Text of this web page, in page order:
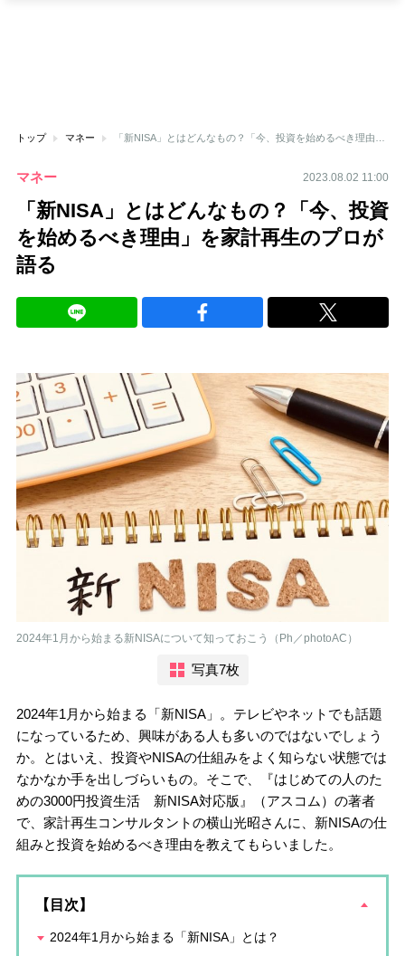
トップ マネー
マネー 2023.08.02 11:00
「新NISA」とはどんなもの？「今、投資
を始めるべき理由」を家計再生のプロが
語る
2024年1月から始まる新NISAについて知っておこう（Ph／photoAC）
写真7枚
2024年1月から始まる「新NISA」。テレビやネットでも話題
になっているため、興味がある人も多いのではないでしょう
か。とはいえ、投資やNISAの仕組みをよく知らない状態では
なかなか手を出しづらいもの。そこで、『はじめての人のた
めの3000円投資生活 新NISA対応版』（アスコム）の著者
で、家計再生コンサルタントの横山光昭さんに、新NISAの仕
組みと投資を始めるべき理由を教えてもらいました。
【目次】
2024年1月から始まる「新NISA」とは？